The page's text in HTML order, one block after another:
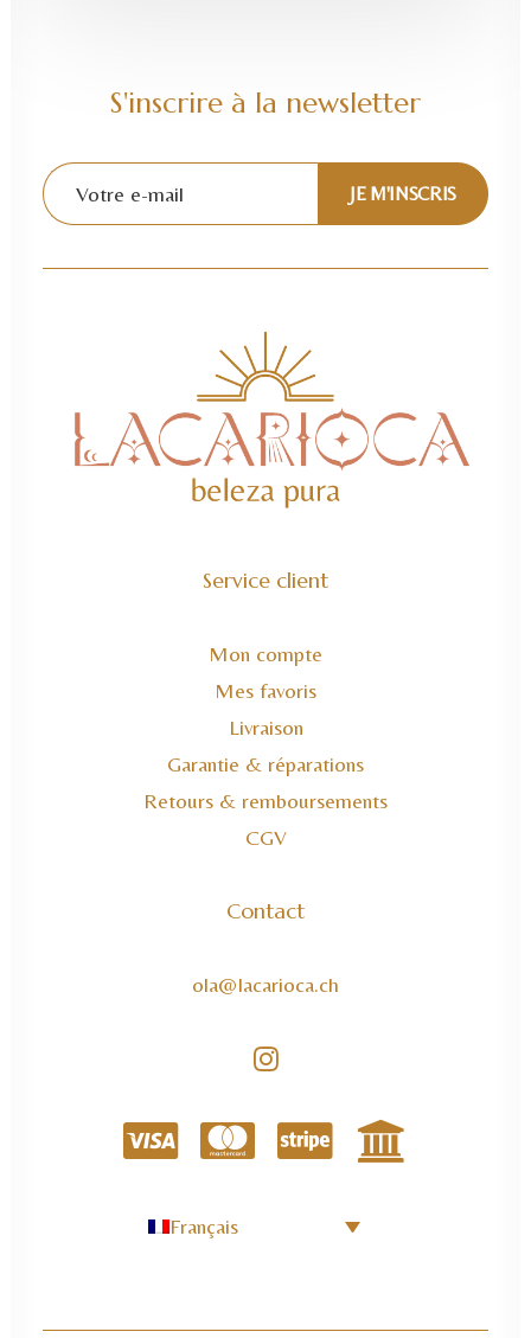
S'inscrire à la newsletter
Service client
Mon compte
Mes favoris
Livraison
Garantie & réparations
Retours & remboursements
CGV
Contact
ola@lacarioca.ch
Français